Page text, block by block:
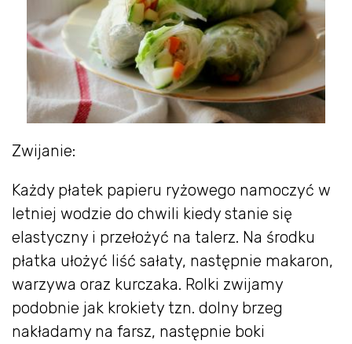
Zwijanie:
Każdy płatek papieru ryżowego namoczyć w
letniej wodzie do chwili kiedy stanie się
elastyczny i przełożyć na talerz. Na środku
płatka ułożyć liść sałaty, następnie makaron,
warzywa oraz kurczaka. Rolki zwijamy
podobnie jak krokiety tzn. dolny brzeg
nakładamy na farsz, następnie boki